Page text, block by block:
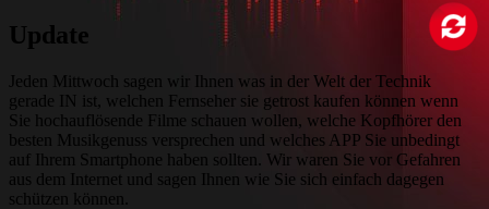
Update
Jeden Mittwoch sagen wir Ihnen was in der Welt der Technik
gerade IN ist, welchen Fernseher sie getrost kaufen können wenn
Sie hochauflösende Filme schauen wollen, welche Kopfhörer den
besten Musikgenuss versprechen und welches APP Sie unbedingt
auf Ihrem Smartphone haben sollten. Wir waren Sie vor Gefahren
aus dem Internet und sagen Ihnen wie Sie sich einfach dagegen
schützen können.